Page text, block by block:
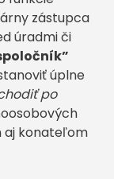
zástupca
úradmi či
úplne
po
aj konateľom